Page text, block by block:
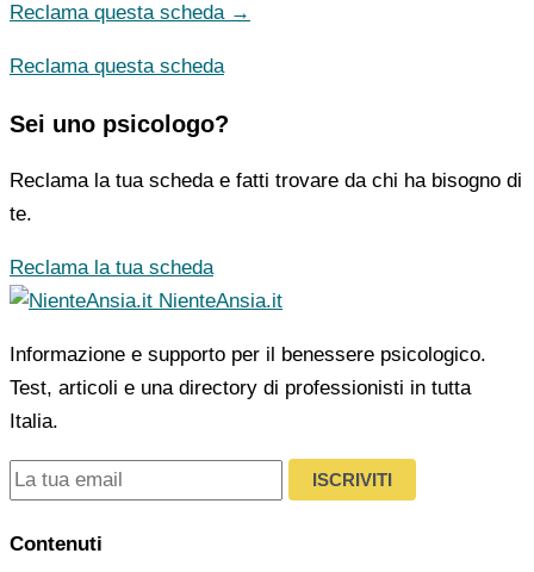
Reclama questa scheda →
Reclama questa scheda
Sei uno psicologo?
Reclama la tua scheda e fatti trovare da chi ha bisogno di
te.
Reclama la tua scheda
NienteAnsia.it
Informazione e supporto per il benessere psicologico.
Test, articoli e una directory di professionisti in tutta
Italia.
ISCRIVITI
Contenuti